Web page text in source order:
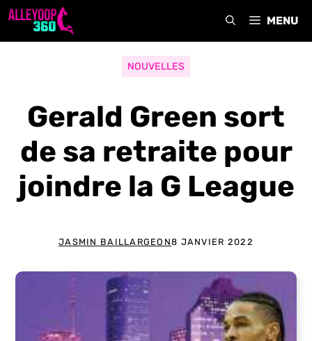
Aller
MENU
NOUVELLES
Gerald Green sort
de sa retraite pour
joindre la G League
JASMIN BAILLARGEON8 JANVIER 2022